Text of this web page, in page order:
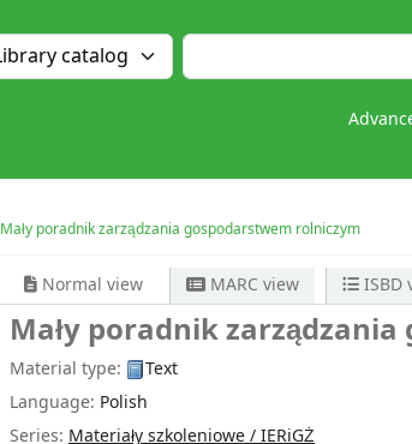
Mały poradnik zarządzania gospodarstwem rolniczym
Normal view MARC view ISBD
Mały poradnik
Material type:
Text
Language: Polish
Series: Materiały szkoleniowe / IERiGŻ